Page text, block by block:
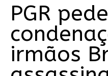
PGR
irmãos